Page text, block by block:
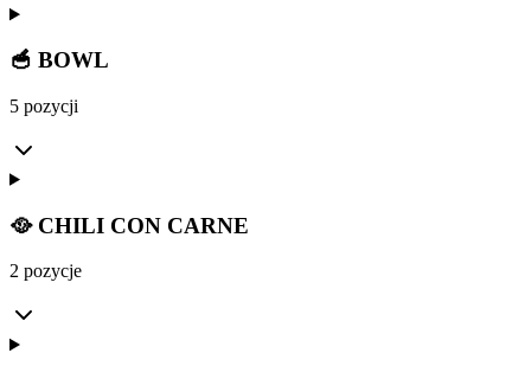
🥣 BOWL
5 pozycji
🥘 CHILI CON CARNE
2 pozycje